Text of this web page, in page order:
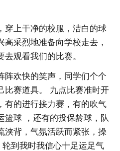
穿上干净的校服，洁白的球
采烈地准备向学校走去，
观看我们的比赛。
阵欢快的笑声，同学们个个
比赛道具。 九点比赛准时开
有的进行接力赛，有的吹气
篮球 ，还有的投保龄球，队
浃背，气氛活跃而紧张，操
轮到我时我信心十足运足气